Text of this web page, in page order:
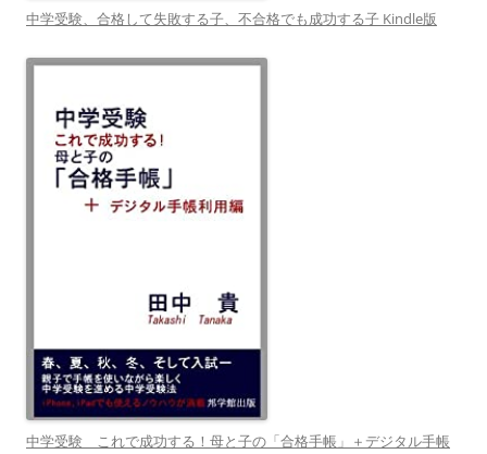
中学受験、合格して失敗する子、不合格でも成功する子 Kindle版
中学受験 これで成功する！母と子の「合格手帳」＋デジタル手帳